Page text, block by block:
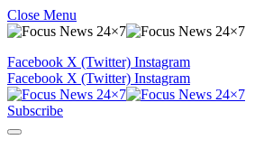
Close Menu
Facebook X (Twitter) Instagram
Facebook X (Twitter) Instagram
Subscribe